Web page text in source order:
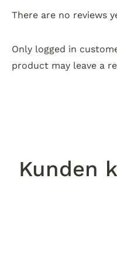
There are no reviews
Only logged in
product may leave a
Kunden